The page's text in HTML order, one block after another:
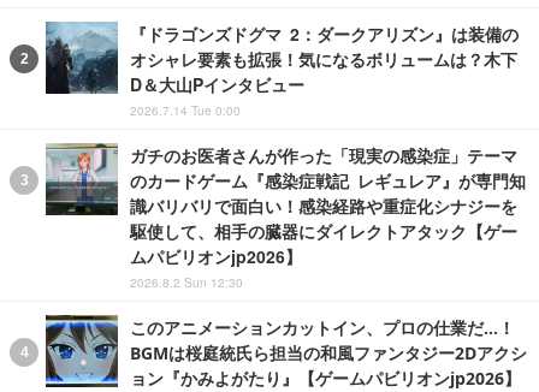
『ドラゴンズドグマ 2：ダークアリズン』は装備の
オシャレ要素も拡張！気になるボリュームは？木下
D＆大山Pインタビュー
2026.7.14 Tue 0:00
ガチのお医者さんが作った「現実の感染症」テーマ
のカードゲーム『感染症戦記 レギュレア』が専門知
識バリバリで面白い！感染経路や重症化シナジーを
駆使して、相手の臓器にダイレクトアタック【ゲー
ムパビリオンjp2026】
2026.8.2 Sun 12:30
このアニメーションカットイン、プロの仕業だ…！
BGMは桜庭統氏ら担当の和風ファンタジー2Dアクシ
ョン『かみよがたり』【ゲームパビリオンjp2026】